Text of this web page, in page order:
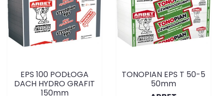
EPS 100 PODŁOGA
DACH HYDRO GRAFIT
150mm
TONOPIAN EPS T 50-5
50mm